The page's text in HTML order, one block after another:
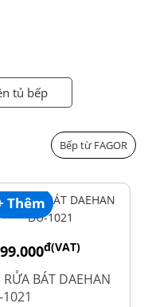
tủ bếp
Bếp từ FAGOR
Thêm
đ(VAT)
RỬA BÁT DAEHAN